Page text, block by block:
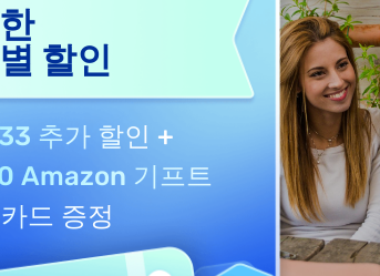
할인
추가 할인 +
Amazon 기프트
카드 증정